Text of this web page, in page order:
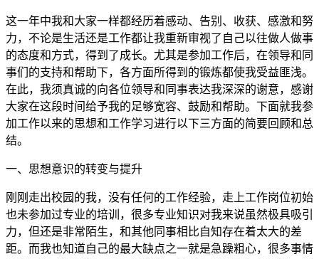
这一年中我和大家一样都经历着感动、告别、收获、感激和努
力，不论是生活还是工作都让我重新审视了自己以往做人做事
的态度和方式，得到了成长。尤其是参加工作后，在领导和同
事们的支持和帮助下，各方面所得到的锻炼都使我受益匪浅。
在此，我须真诚的向各位领导和同事表达我深深的谢意，感谢
大家在这段时间给予我的足够宽容、鼓励和帮助。下面就我参
加工作以来的思想和工作学习进行以下三方面的简要回顾和总
结。
一、思想意识的转变与提升
刚刚走出校园的我，没有任何的工作经验，走上工作岗位初始
也未参加过专业的培训，很多专业知识对我来说虽然极具吸引
力，但还是非常陌生，和其他同事相比自知存在着太大的差
距。而我也知道自己的最大缺点之一就是急躁粗心，很多事情